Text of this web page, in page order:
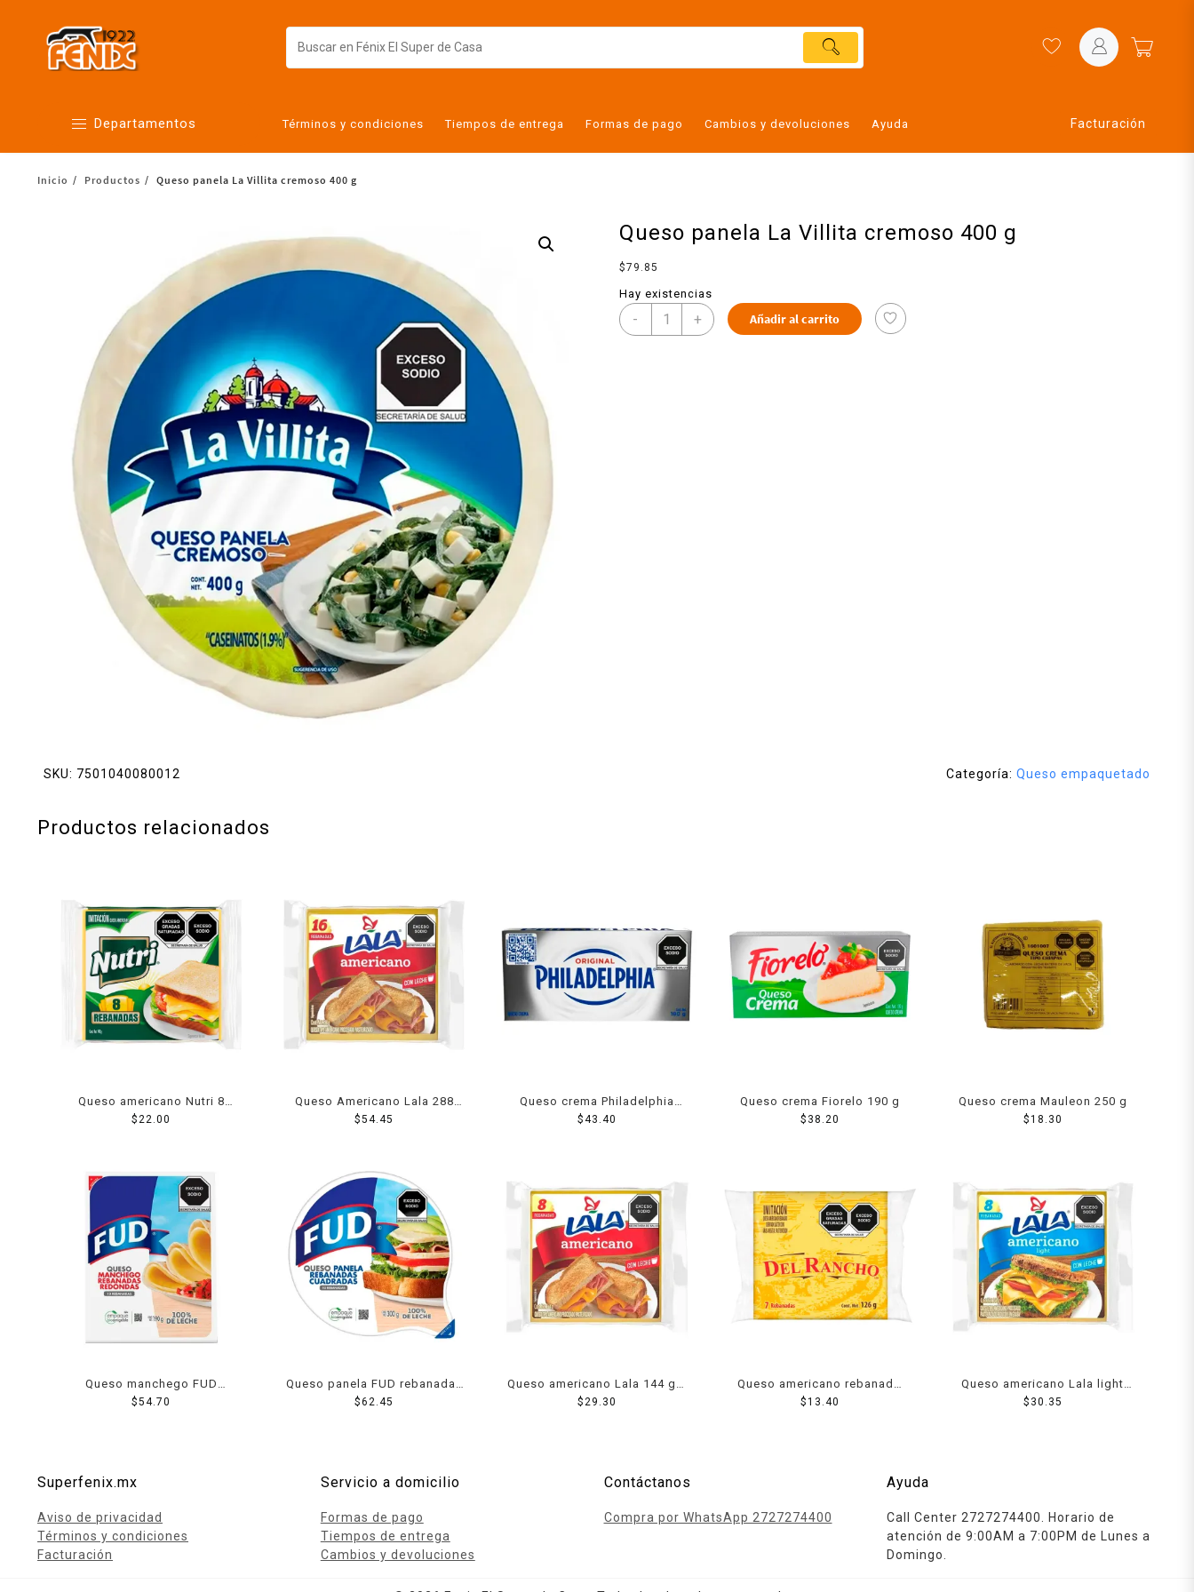
Departamentos
Alimentos
Botanas y bebidas
Cuidado de la ropa
Cuidado personal
Lácteos
Limpieza del hogar
Mascotas
Pan de la casa
Preciasos
Salchichonería
Términos y condiciones Tiempos de entrega Formas de pago Cambios y devoluciones Ayuda Facturación
Inicio Productos Queso panela La Villita cremoso 400 g
Queso panela La Villita cremoso 400 g
$79.85
Hay existencias
- + Añadir al carrito
SKU: 7501040080012 Categoría: Queso empaquetado
Productos relacionados
Queso americano Nutri 8
rebanadas 140 g
$22.00
Queso Americano Lala 288
Grs
$54.45
Queso crema Philadelphia
original 180 g
$43.40
Queso crema Fiorelo 190 g
$ 38.20
Queso crema Mauleon 250 g
$18.30
Queso manchego FUD
rebanadas redondas 190 g
$54.70
Queso panela FUD rebanadas
cuadradas 300 g
$62.45
Queso americano Lala 144 g 8
rebanadas
$ 29.30
Queso americano rebanado
Del Rancho 126 g
$13.40
Queso americano Lala light
144 g 8 rebanadas
$ 30.35
Superfenix.mx
Aviso de privacidad
Términos y condiciones
Facturación
Servicio a domicilio
Formas de pago
Tiempos de entrega
Cambios y devoluciones
Contáctanos
Compra por WhatsApp 2727274400
Ayuda
Call Center 2727274400. Horario de
atención de 9:00AM a 7:00PM de Lunes a
Domingo.